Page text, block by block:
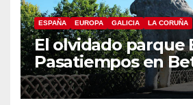
ESPAÑA EUROPA GALICIA LA CORUÑA
El olvidado parque
Pasatiempos en